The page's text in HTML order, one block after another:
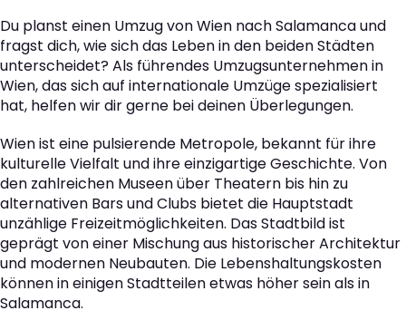
Du planst einen Umzug von Wien nach Salamanca und
fragst dich, wie sich das Leben in den beiden Städten
unterscheidet? Als führendes Umzugsunternehmen in
Wien, das sich auf internationale Umzüge spezialisiert
hat, helfen wir dir gerne bei deinen Überlegungen.
Wien ist eine pulsierende Metropole, bekannt für ihre
kulturelle Vielfalt und ihre einzigartige Geschichte. Von
den zahlreichen Museen über Theatern bis hin zu
alternativen Bars und Clubs bietet die Hauptstadt
unzählige Freizeitmöglichkeiten. Das Stadtbild ist
geprägt von einer Mischung aus historischer Architektur
und modernen Neubauten. Die Lebenshaltungskosten
können in einigen Stadtteilen etwas höher sein als in
Salamanca.